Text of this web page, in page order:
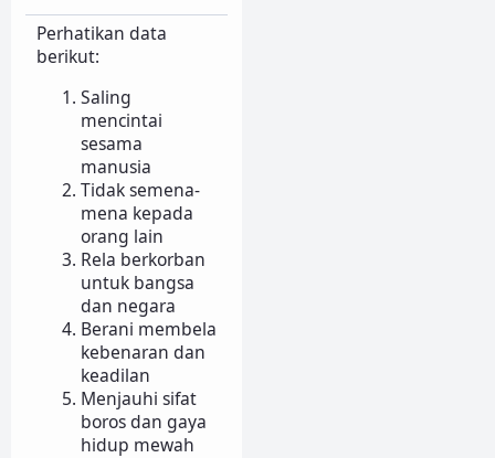
Perhatikan data
berikut:
Saling
mencintai
sesama
manusia
Tidak semena-
mena kepada
orang lain
Rela berkorban
untuk bangsa
dan negara
Berani membela
kebenaran dan
keadilan
Menjauhi sifat
boros dan gaya
hidup mewah